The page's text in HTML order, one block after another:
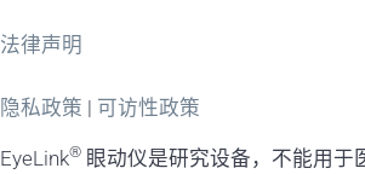
法律声明
隐私政策 | 可访性政策
EyeLink® 眼动仪是研究设备，不能用于